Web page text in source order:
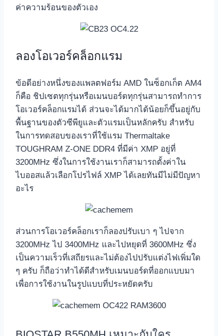
ค่าความร้อนของตัวเอง
ลองโอเวอร์คล็อกแรม
ข้อดีอย่างหนึ่งของแพลตฟอร์ม AMD ในซ็อกเก็ต AM4
ก็คือ ชิปเซตทุกรุ่นหรือเมนบอร์ดทุกรุ่นสามารถทำการ
โอเวอร์คล็อกแรมได้ ส่วนจะได้มากได้น้อยก็ขึ้นอยู่กับ
พื้นฐานของตัวซีพียูและตัวแรมเป็นหลักครับ สำหรับ
ในการทดสอบของเราที่ใช้แรม Thermaltake
TOUGHRAM Z-ONE DDR4 ที่มีค่า XMP อยู่ที่
3200MHz ซึ่งในการใช้งานเราก็สามารถตั้งค่าใน
ไบออสแล้วเลือกโปรไฟล์ XMP ได้เลยทันมีไม่มีปัญหา
อะไร
ส่วนการโอเวอร์คล็อกเราก็ลองปรับเบา ๆ ไปจาก
3200MHz ไป 3400MHz และไปหยุดที่ 3600MHz ซึ่ง
เป็นความเร็วที่เสถียรและไม่ต้องไปปรับแต่งไฟเพิ่มใด
ๆ ครับ ก็ถือว่าทำได้ดีสำหรับเมนบอร์ดที่ออกแบบมา
เพื่อการใช้งานในรูปแบบที่ประหยัดครับ